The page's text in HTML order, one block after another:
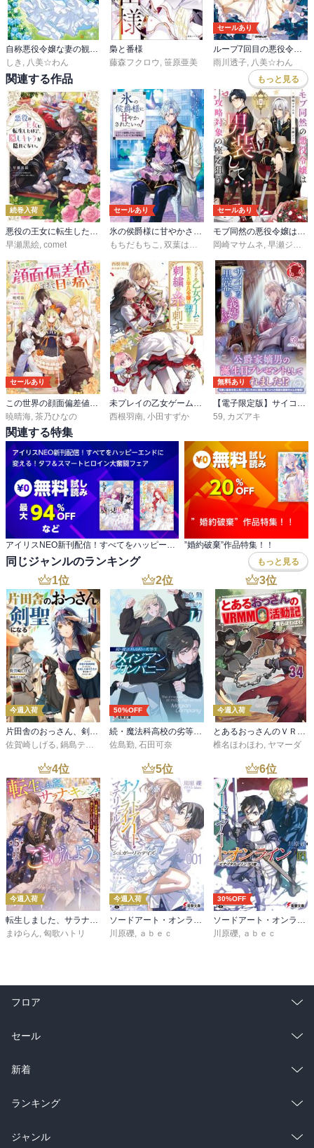
しき
八美☆わん
梟と番様
藤森フクロウ 笹原亜美
セールあり
雨川透子 八美☆わん
関連する作品 もっと見る
続巻入荷
悪役の王女に転生したけど、隠しキャラが隠れてない。
早瀬黒絵, comet
セールあり
氷の侯爵様に甘やかされたいっ！
もちだもちこ , 双葉はづき
セールあり
モブ同然の悪役令嬢は男装して攻略対象の座を狙う
岡崎マサムネ, 早瀬ジュン
セールあり
暁晴海 茶乃ひなの
西根羽南 小田すずか
無料あり
59 カズアキ
関連する特集
”婚約破棄”作品特集！！
同じジャンルのランキング もっと見る
1位
今週入荷
片田舎のおっさん、剣聖になる 11 ～ただの田舎の剣術師範だったのに、大成した弟子たちが俺を放ってくれない件～
佐賀崎しげる, 鍋島テツヒロ
2位
50%OFF
続・魔法科高校の劣等生 メイジアン・カンパニー(11)
佐島勤, 石田可奈
3位
今週入荷
とあるおっさんのＶＲＭＭＯ活動記34
椎名ほわほわ, ヤマーダ
4位
今週入荷
転生しました、サラナ・キンジェです。ごきげんよう。５ ～婚約破棄されたので田舎で気ままに暮らしたいと思います～【電子書店共通特典SS付】
まゆらん, 匈歌ハトリ
5位
今週入荷
ソードアート・オンライン マテリアル１ シュガーリィ・デイズ
川原礫, ａｂｅｃ
6位
30%OFF
ソードアート・オンライン29 ユナイタル・リングVIII
川原礫, ａｂｅｃ
フロア
総合
ラノベ
雑誌・グラビア
BL・TL
セール
総合
ラノベ
雑誌・グラビア
新着
総合
ラノベ
ランキング
総合
ジャンル